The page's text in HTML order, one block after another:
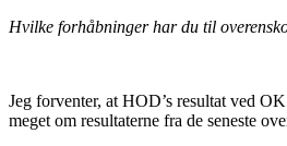
Hvilke forhåbninger har du til
Jeg forventer, at HOD’s resultat ved
meget om resultaterne fra de seneste